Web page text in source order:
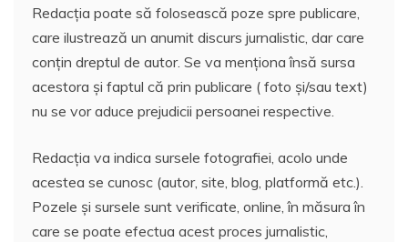
Redacția poate să folosească poze spre publicare,
care ilustrează un anumit discurs jurnalistic, dar care
conțin dreptul de autor. Se va menționa însă sursa
acestora și faptul că prin publicare ( foto și/sau text)
nu se vor aduce prejudicii persoanei respective.
Redacția va indica sursele fotografiei, acolo unde
acestea se cunosc (autor, site, blog, platformă etc.).
Pozele și sursele sunt verificate, online, în măsura în
care se poate efectua acest proces jurnalistic,